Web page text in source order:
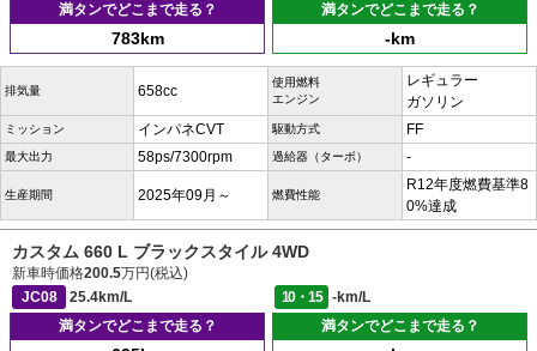
満タンでどこまで走る？
783km
満タンでどこまで走る？
-km
排気量 658cc
使用燃料
エンジン
レギュラー
ガソリン
ミッション インパネCVT 駆動方式 FF
最大出力 58ps/7300rpm 過給器（ターボ） -
生産期間 2025年09月～ 燃費性能
R12年度燃費基準8
0%達成
カスタム 660 L ブラックスタイル 4WD
新車時価格200.5万円(税込)
JC08
25.4km/L 10・15
-km/L
満タンでどこまで走る？
満タンでどこまで走る？